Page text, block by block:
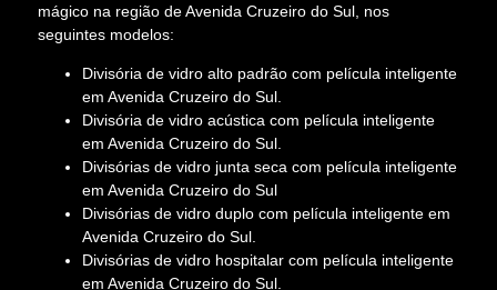
mágico na região de Avenida Cruzeiro do Sul, nos
seguintes modelos:
Divisória de vidro alto padrão com película inteligente
em Avenida Cruzeiro do Sul.
Divisória de vidro acústica com película inteligente
em Avenida Cruzeiro do Sul.
Divisórias de vidro junta seca com película inteligente
em Avenida Cruzeiro do Sul
Divisórias de vidro duplo com película inteligente em
Avenida Cruzeiro do Sul.
Divisórias de vidro hospitalar com película inteligente
em Avenida Cruzeiro do Sul.